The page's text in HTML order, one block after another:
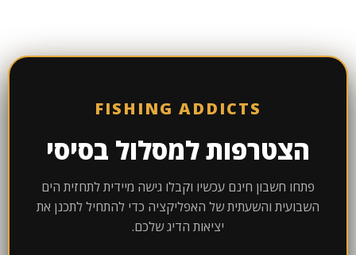
FISHING ADDICTS
הצטרפות למסלול בסיסי
פתחו חשבון חינם עכשיו וקבלו גישה מיידית לתחזית הים
השבועית והשעתית של האפליקציה כדי להתחיל לתכנן את
יציאות הדיג שלכם.